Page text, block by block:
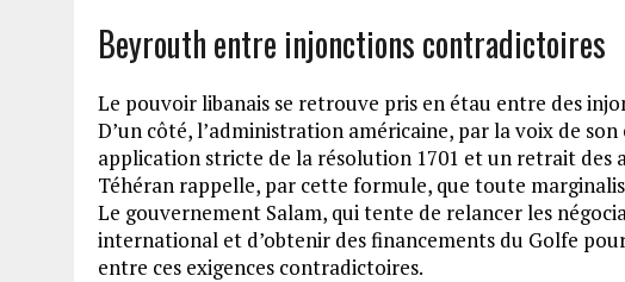
Beyrouth entre injonctions contradictoires
Le pouvoir libanais se retrouve pris en étau entre des
D’un côté, l’administration américaine, par la voix de
application stricte de la résolution 1701 et un retrait des
Téhéran rappelle, par cette formule, que toute
Le gouvernement Salam, qui tente de relancer les
international et d’obtenir des financements du Golfe
entre ces exigences contradictoires.